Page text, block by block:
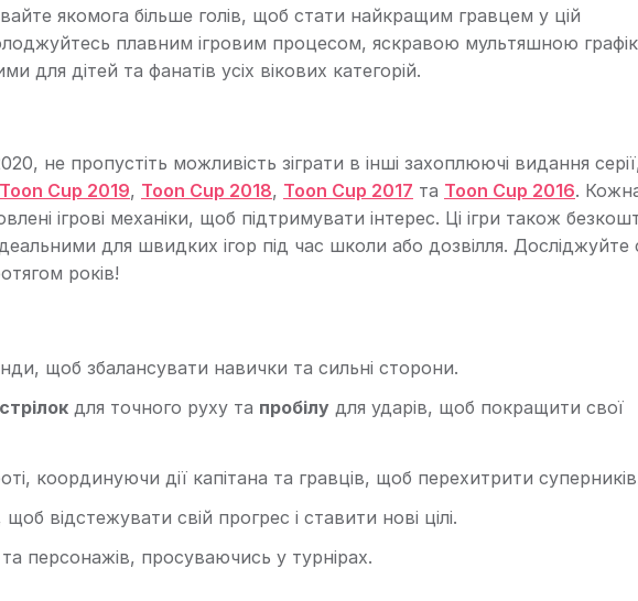
якомога більше голів, щоб стати найкращим гравцем у цій
плавним ігровим процесом, яскравою мультяшною
для дітей та фанатів усіх вікових категорій.
не пропустіть можливість зіграти в інші захоплюючі видання серії,
Toon Cup 2019, Toon Cup 2018, Toon Cup 2017 та Toon Cup 2016.
ігрові механіки, щоб підтримувати інтерес. Ці ігри також
для швидких ігор під час школи або дозвілля. Досліджуйте
років!
щоб збалансувати навички та сильні сторони.
стрілок для точного руху та пробілу для ударів, щоб покращити свої
координуючи дії капітана та гравців, щоб перехитрити
відстежувати свій прогрес і ставити нові цілі.
та персонажів, просуваючись у турнірах.